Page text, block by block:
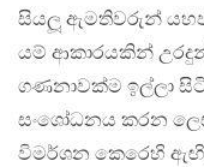
සියලූ ඇමතිවරුන්
යම් ආකාරයකින්
ගණනාවක්ම ඉල්ලා
සංශෝධනය කරන
විමර්ශන කෙරෙහි